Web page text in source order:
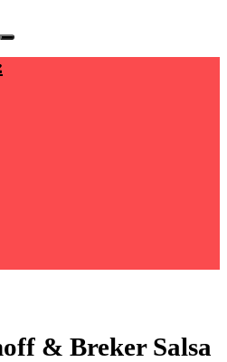
& Breker Salsa